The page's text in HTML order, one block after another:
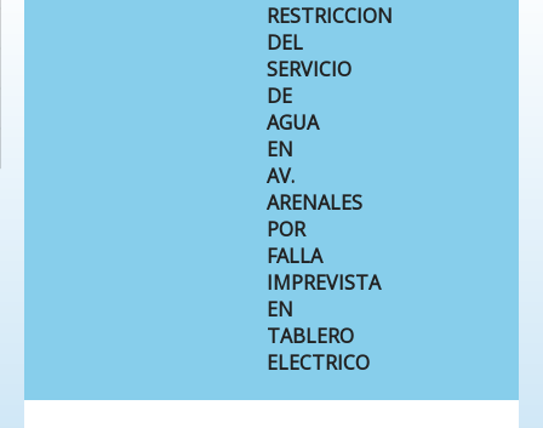
RESTRICCION
DEL
SERVICIO
DE
AGUA
EN
AV.
ARENALES
POR
FALLA
IMPREVISTA
EN
TABLERO
ELECTRICO